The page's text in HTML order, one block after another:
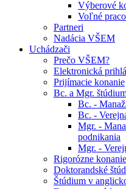
Výberové
Voľné
Partneri
Nadácia VŠEM
Uchádzači
Prečo VŠEM?
Elektronická
Prijímacie konanie
Bc. a Mgr.
Bc. -
Bc. -
Mgr. -
podnikania
Mgr. -
Rigorózne
Doktorandské
Štúdium v